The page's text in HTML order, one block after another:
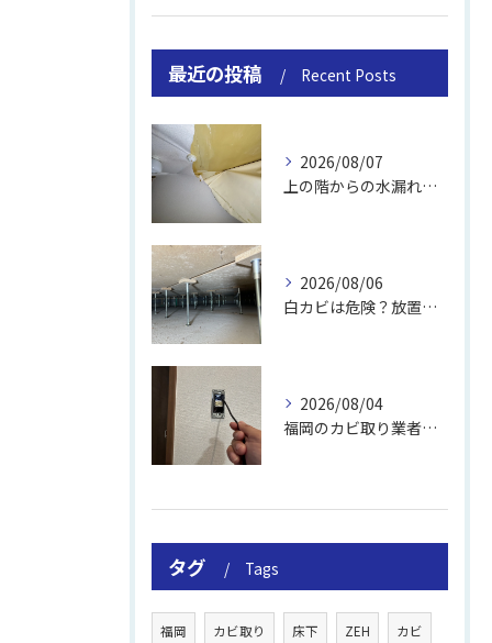
最近の投稿 Recent Posts
2026/08/07
上の階からの水漏れでカビ｜対処法と業者
2026/08/06
白カビは危険？放置のリスクと取り方
2026/08/04
福岡のカビ取り業者おすすめの選び方と費用
タグ Tags
福岡 カビ取り 床下 ZEH カビ